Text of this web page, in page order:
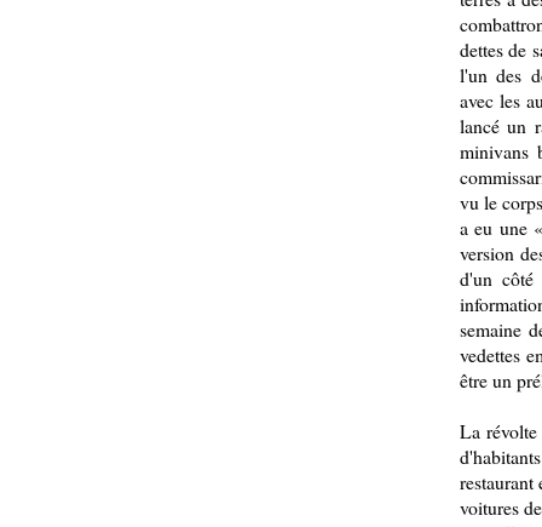
dettes de
l'un des
avec les
lancé un
minivans
vu le
a eu une
version
d'un côté
semaine
vedettes
être un
La
voitures